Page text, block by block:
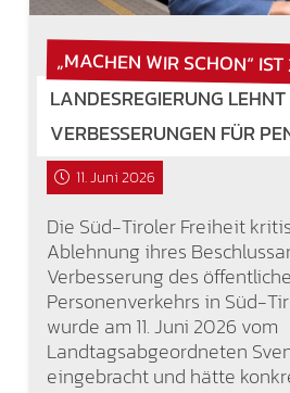
„MACHEN WIR SCHON“
LANDESREGIERUNG LEHNT
VERBESSERUNGEN FÜR
11. Juni 2026
Die Süd-Tiroler Freiheit
Ablehnung ihres
Verbesserung des
Personenverkehrs in Süd-
wurde am 11. Juni 2026 vom
Landtagsabgeordneten
eingebracht und hätte